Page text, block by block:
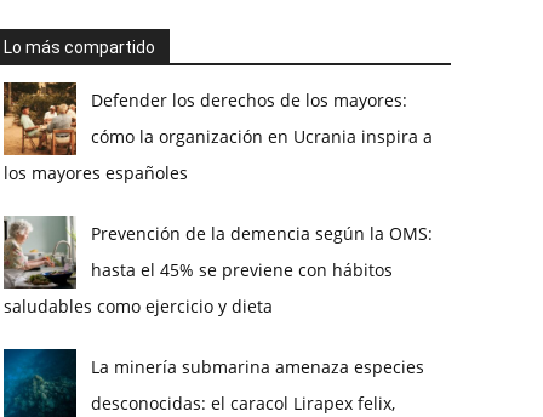
Lo más compartido
Defender los derechos de los mayores:
cómo la organización en Ucrania inspira a
los mayores españoles
Prevención de la demencia según la OMS:
hasta el 45% se previene con hábitos
saludables como ejercicio y dieta
La minería submarina amenaza especies
desconocidas: el caracol Lirapex felix,